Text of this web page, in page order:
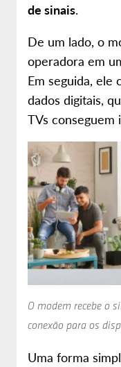
de sinais.
De um lado, o
operadora em
Em seguida, ele
dados digitais,
TVs
O modem recebe o
conexão para os
Uma forma